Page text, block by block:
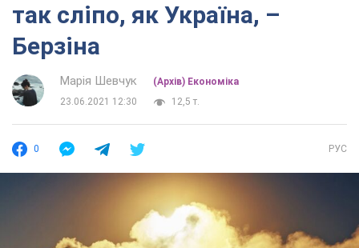
так сліпо, як Україна, –
Берзіна
Марія Шевчук
(Архів) Економіка
23.06.2021 12:30
12,5 т.
0 РУС